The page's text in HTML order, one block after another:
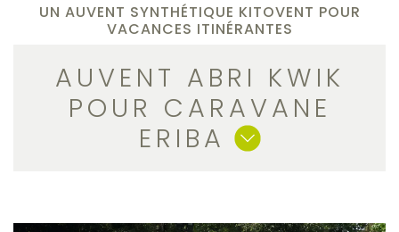
UN AUVENT SYNTHÉTIQUE KITOVENT POUR
VACANCES ITINÉRANTES
AUVENT ABRI KWIK
POUR CARAVANE
ERIBA